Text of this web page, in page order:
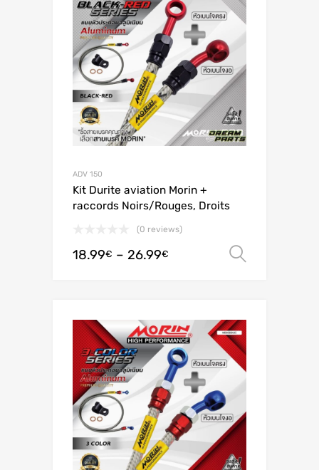
ADV 150
Kit Durite aviation Morin +
raccords Noirs/Rouges, Droits
(0 reviews)
18.99€ – 26.99€